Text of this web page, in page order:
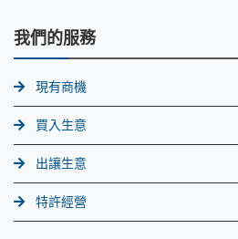
我們的服務
現有商機
買入生意
出讓生意
特許經營